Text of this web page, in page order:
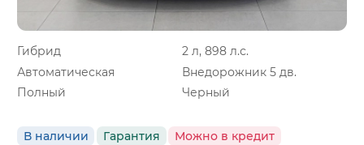
Гибрид
2 л, 898 л.с.
Автоматическая
Внедорожник 5 дв.
Полный
Черный
В наличии Гарантия Можно в кредит